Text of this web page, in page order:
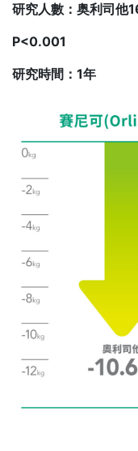
研究人數：奥利司他
P<0.001
研究時間：1年